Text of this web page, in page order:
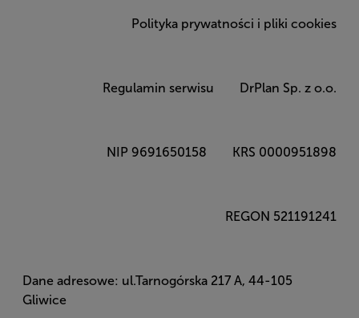
Polityka prywatności i pliki cookies
Regulamin serwisu DrPlan Sp. z o.o.
NIP 9691650158 KRS 0000951898
REGON 521191241
Dane adresowe: ul.Tarnogórska 217 A, 44-105
Gliwice